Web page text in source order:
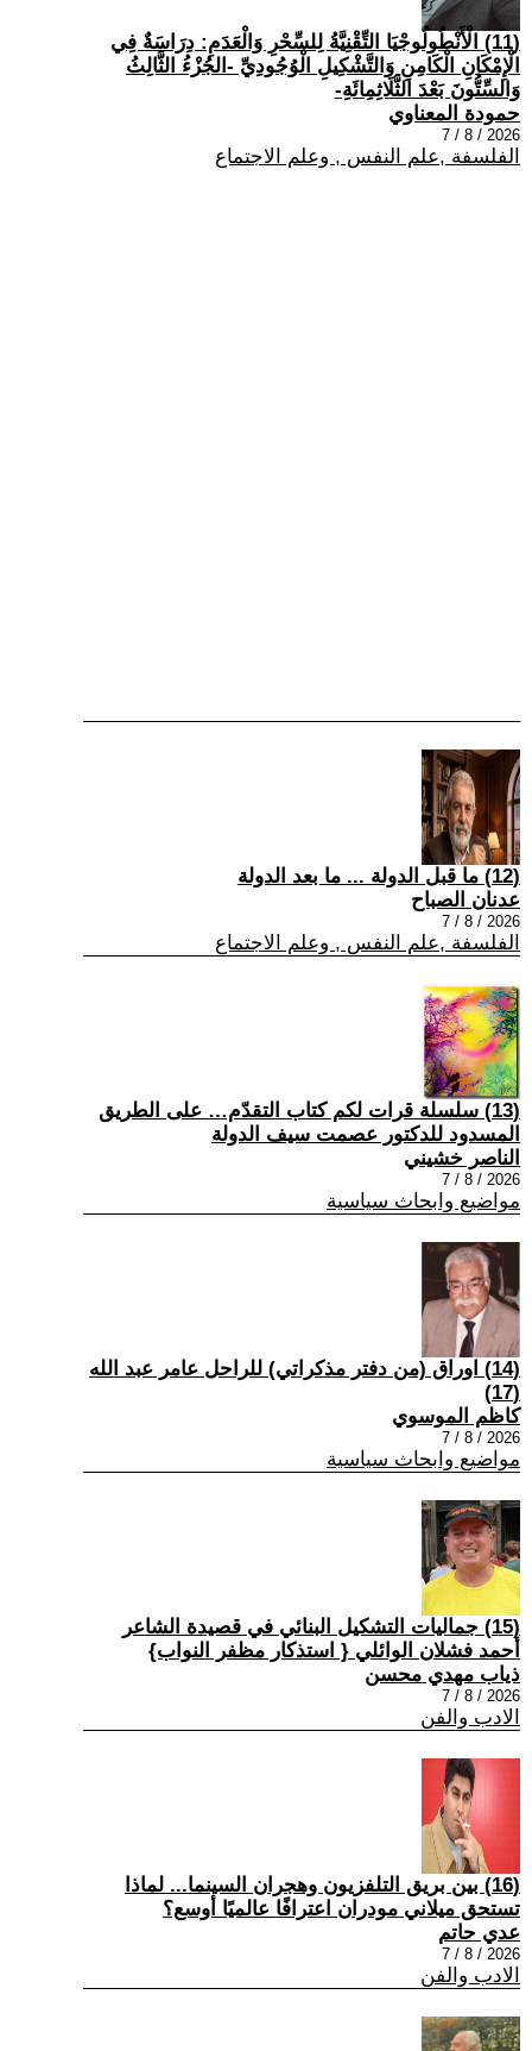
(11) الْأَنْطُولُوجْيَا التِّقْنِيَّةُ لِلسِّحْرِ وَالْعَدَمِ: دِرَاسَةٌ فِي
الْإِمْكَانِ الْكَامِنِ وَالتَّشْكِيلِ الْوُجُودِيِّ -الجُزْءُ الثَّالِثُ
وَالسِّتُّونَ بَعْدَ الثَّلَاثِمِائَةِ-
حمودة المعناوي
2026 / 8 / 7
الفلسفة ,علم النفس , وعلم الاجتماع
(12) ما قبل الدولة ... ما بعد الدولة
عدنان الصباح
2026 / 8 / 7
الفلسفة ,علم النفس , وعلم الاجتماع
(13) سلسلة قرات لكم كتاب التقدّم… على الطريق
المسدود للدكتور عصمت سيف الدولة
الناصر خشيني
2026 / 8 / 7
مواضيع وابحاث سياسية
(14) اوراق (من دفتر مذكراتي) للراحل عامر عبد الله
(17)
كاظم الموسوي
2026 / 8 / 7
مواضيع وابحاث سياسية
(15) جماليات التشكيل البنائي في قصيدة الشاعر
أحمد فشلان الوائلي { استذكار مظفر النواب}
ذياب مهدي محسن
2026 / 8 / 7
الادب والفن
(16) بين بريق التلفزيون وهجران السينما... لماذا
تستحق ميلاني مودران اعترافًا عالميًا أوسع؟
عدي حاتم
2026 / 8 / 7
الادب والفن